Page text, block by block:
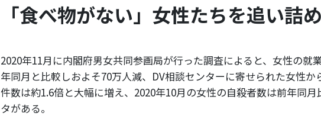
「食べ物がない」女性たちを追い詰
2020年11月に内閣府男女共同参画局が行った調査によると、女性の就
年同月と比較しおよそ70万人減、DV相談センターに寄せられた女性か
件数は約1.6倍と大幅に増え、2020年10月の女性の自殺者数は前年同月
タがある。